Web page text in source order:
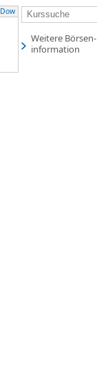
Dow
Weitere Börsen­
information